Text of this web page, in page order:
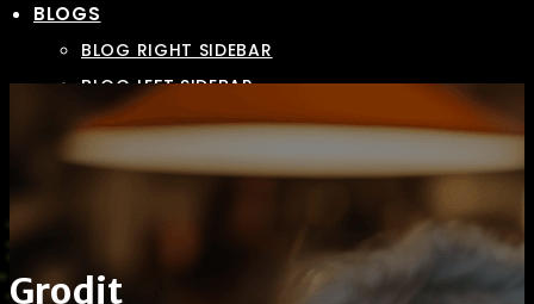
BLOGS
BLOG RIGHT SIDEBAR
BLOG LEFT SIDEBAR
BLOG FULL WIDTH
LANDING
LANDING
Grodit